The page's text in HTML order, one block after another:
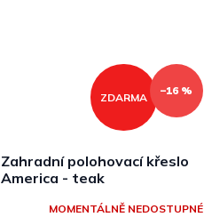
ZDARMA –16 %
Zahradní polohovací křeslo
America - teak
MOMENTÁLNĚ NEDOSTUPNÉ